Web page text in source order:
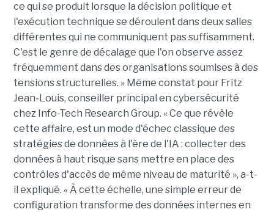
ce qui se produit lorsque la décision politique et
l'exécution technique se déroulent dans deux salles
différentes qui ne communiquent pas suffisamment.
C'est le genre de décalage que l'on observe assez
fréquemment dans des organisations soumises à des
tensions structurelles. » Même constat pour Fritz
Jean-Louis, conseiller principal en cybersécurité
chez Info-Tech Research Group. « Ce que révèle
cette affaire, est un mode d'échec classique des
stratégies de données à l'ère de l'IA : collecter des
données à haut risque sans mettre en place des
contrôles d'accès de même niveau de maturité », a-t-
il expliqué. « À cette échelle, une simple erreur de
configuration transforme des données internes en